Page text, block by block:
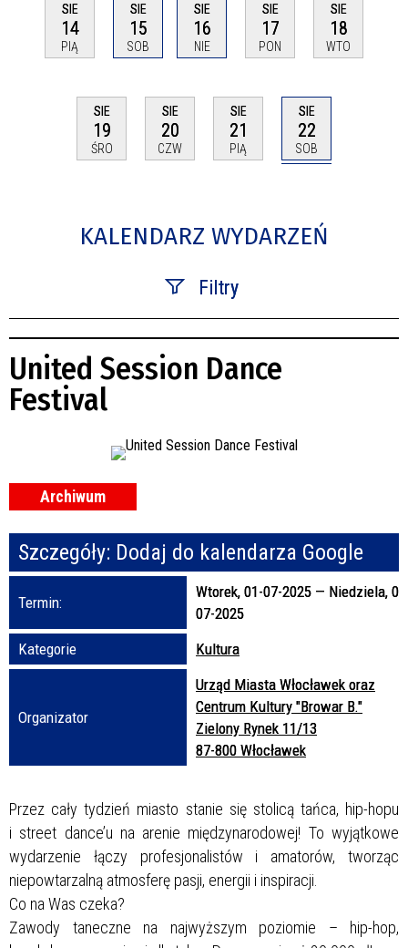
SIE
14
PIĄ
SIE
15
SOB
SIE
16
NIE
SIE
17
PON
SIE
18
WTO
SIE
19
ŚRO
SIE
20
CZW
SIE
21
PIĄ
SIE
22
SOB
KALENDARZ WYDARZEŃ
Filtry
Kategoria
—
Organizator
Promowane
United Session Dance
Festival
Archiwum
Szczegóły: Dodaj do kalendarza Google
Termin:
Wtorek, 01-07-2025 — Niedziela,
07-2025
Kategorie
Kultura
Organizator
Urząd Miasta Włocławek oraz
Centrum Kultury "Browar B."
Zielony Rynek 11/13
87-800 Włocławek
Przez cały tydzień miasto stanie się stolicą tańca, hip-hopu
i street dance’u na arenie międzynarodowej! To wyjątkowe
wydarzenie łączy profesjonalistów i amatorów, tworząc
niepowtarzalną atmosferę pasji, energii i inspiracji.
Co na Was czeka?
Zawody taneczne na najwyższym poziomie – hip-hop,